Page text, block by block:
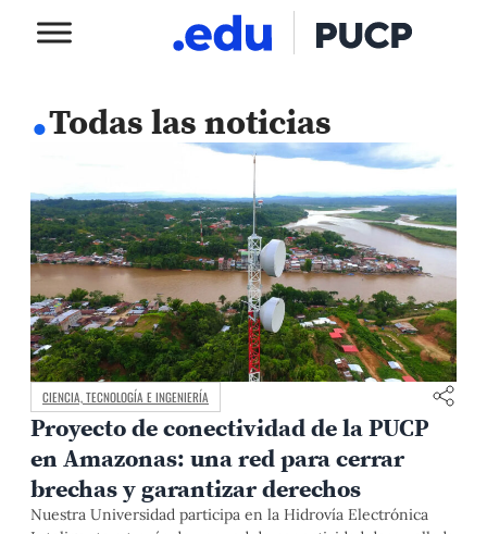
.Todas las noticias
CIENCIA, TECNOLOGÍA E INGENIERÍA
Proyecto de conectividad de la PUCP
en Amazonas: una red para cerrar
brechas y garantizar derechos
Nuestra Universidad participa en la Hidrovía Electrónica